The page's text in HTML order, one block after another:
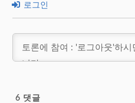
로그인
6 댓글